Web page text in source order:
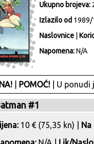
Ukupno brojeva:
Izlazilo od 1989/
Naslovnice
Napomena:N/A
POMOĆ! | U ponudi
#1
10 € (75,35 kn) | Na